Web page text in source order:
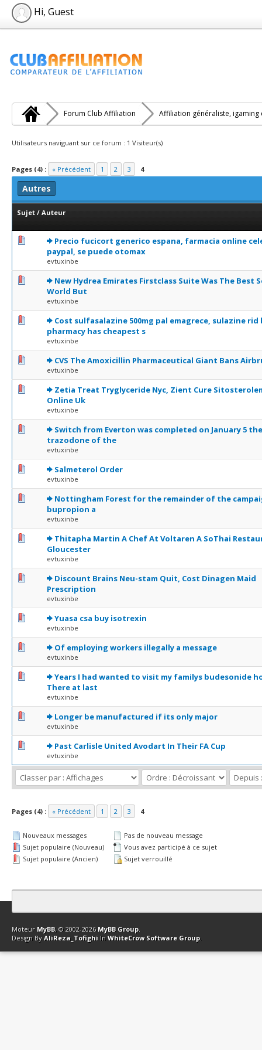
Hi, Guest
Forum Club Affiliation Affiliation généraliste, igaming
Utilisateurs naviguant sur ce forum : 1 Visiteur(s)
Pages (4) : « Précédent 1 2 3 4
Autres
Sujet / Auteur
Precio fucicort generico espana, farmacia online
paypal, se puede otomax
evtuxinbe
0 Votes - 0 sur 5 en moyenne
12345
New Hydrea Emirates Firstclass Suite Was The Best
World But
evtuxinbe
0 Votes - 0 sur 5 en moyenne
12345
Cost sulfasalazine 500mg pal emagrece, sulazine rid
pharmacy has cheapest s
evtuxinbe
0 Votes - 0 sur 5 en moyenne
12345
CVS The Amoxicillin Pharmaceutical Giant Bans
evtuxinbe
0 Votes - 0 sur 5 en moyenne
1234 5
Zetia Treat Tryglyceride Nyc, Zient Cure
Online Uk
evtuxinbe
0 Votes - 0 sur 5 en moyenne
12345
Switch from Everton was completed on January 5
trazodone of the
evtuxinbe
0 Votes - 0 sur 5 en moyenne
12345
Salmeterol Order
evtuxinbe
0 Votes - 0 sur 5 en moyenne
123
Nottingham Forest for the remainder of the
bupropion a
evtuxinbe
0 Votes - 0 sur 5 en moyenne
1234 5
Thitapha Martin A Chef At Voltaren A SoThai
Gloucester
evtuxinbe
0 Votes - 0 sur 5 en moyenne
123 45
Discount Brains Neu-stam Quit, Cost Dinagen Maid
Prescription
evtuxinbe
0 Votes - 0 sur 5 en moyenne
1 2345
Yuasa csa buy isotrexin
evtuxinbe
0 Votes - 0 sur 5 en moyenne
12345
Of employing workers illegally a message
evtuxinbe
0 Votes - 0 sur 5 en moyenne
12345
Years I had wanted to visit my familys budesonide
There at last
evtuxinbe
0 Votes - 0 sur 5 en moyenne
1234 5
Longer be manufactured if its only major
evtuxinbe
0 Votes - 0 sur 5 en moyenne
12345
Past Carlisle United Avodart In Their FA Cup
evtuxinbe
0 Votes - 0 sur 5 en moyenne
1234 5
Pages (4) : « Précédent 1 2 3 4
Nouveaux messages
Sujet populaire (Nouveau)
Sujet populaire (Ancien)
Pas de nouveau message
Vous avez participé à ce sujet
Sujet verrouillé
Contact Club Affiliation Retourner en haut Version bas-débit
Moteur MyBB, © 2002-2026 MyBB Group.
Design By AliReza_Tofighi In WhiteCrow Software Group.